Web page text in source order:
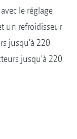
le réglage
un refroidisseur
jusqu'à 220
jusqu'à 220